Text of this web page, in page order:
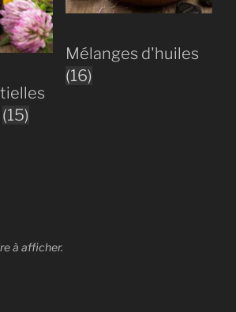
(15)
Mélanges d'huiles
(16)
à afficher.